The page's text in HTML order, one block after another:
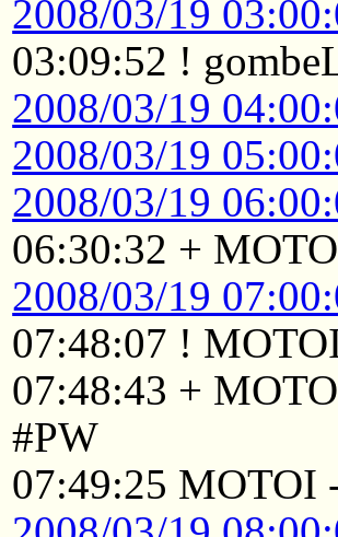
2008/03/19
03:09:52 !
2008/03/19
2008/03/19
2008/03/19
06:30:32 +
2008/03/19
07:48:07 !
07:48:43 +
#PW
07:49:25 MOTOI